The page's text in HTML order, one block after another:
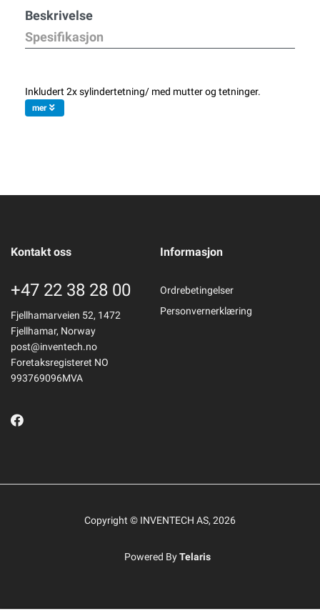
Beskrivelse
Spesifikasjon
Inkludert 2x sylindertetning/ med mutter og tetninger.
mer
Kontakt oss
+47 22 38 28 00
Fjellhamarveien 52, 1472
Fjellhamar, Norway
post@inventech.no
Foretaksregisteret NO
993769096MVA
Informasjon
Ordrebetingelser
Personvernerklæring
Copyright © INVENTECH AS, 2026
Powered ByTelaris